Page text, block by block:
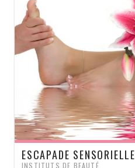
ESCAPADE SENSORIELLE
INSTITUTS DE BEAUTÉ